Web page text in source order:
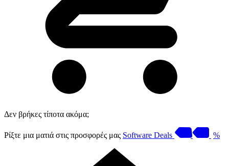
Δεν βρήκες τίποτα ακόμα;
Ρίξτε μια ματιά στις προσφορές μας Software Deals %